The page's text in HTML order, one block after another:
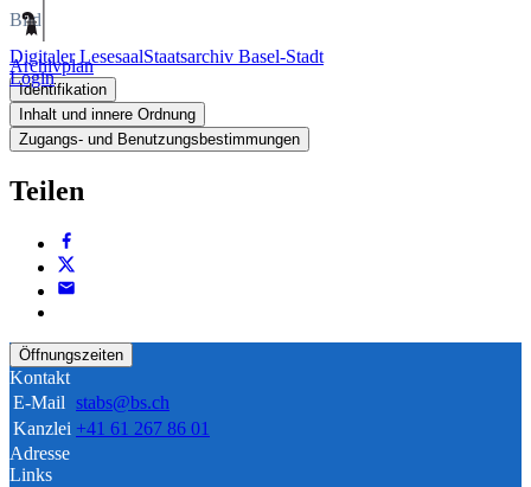
Digitaler LesesaalStaatsarchiv Basel-Stadt
Login
Bild
Archivplan
Identifikation
Inhalt und innere Ordnung
Zugangs- und Benutzungsbestimmungen
Teilen
Öffnungszeiten
Kontakt
E-Mail stabs@bs.ch
Kanzlei +41 61 267 86 01
Adresse
Links